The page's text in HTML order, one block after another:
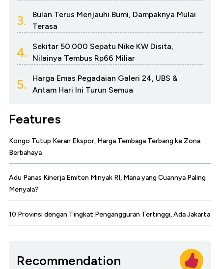
3.
Bulan Terus Menjauhi Bumi, Dampaknya Mulai
Terasa
4.
Sekitar 50.000 Sepatu Nike KW Disita,
Nilainya Tembus Rp66 Miliar
5.
Harga Emas Pegadaian Galeri 24, UBS &
Antam Hari Ini Turun Semua
Features
Kongo Tutup Keran Ekspor, Harga Tembaga Terbang ke Zona
Berbahaya
Adu Panas Kinerja Emiten Minyak RI, Mana yang Cuannya Paling
Menyala?
10 Provinsi dengan Tingkat Pengangguran Tertinggi, Ada Jakarta
Recommendation